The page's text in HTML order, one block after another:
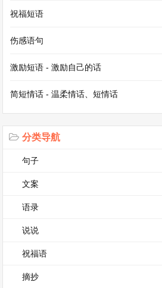
我学会了坚持，这不仅仅是学
心来继续钻研；当我在长跑比
要退出时，我会告诉自己坚持
头，它让我有了克服困难的勇
【我学会了什么的作文（典藏2
什么即景作文（典藏3篇)
什么即景五年级作文500字（
咏柳古诗的意思是什么?
什么让生活更美好作文（合集4
祝福短语
伤感语句
激励短语 - 激励自己的话
简短情话 - 温柔情话、短情话
分类导航
句子
文案
语录
说说
祝福语
摘抄